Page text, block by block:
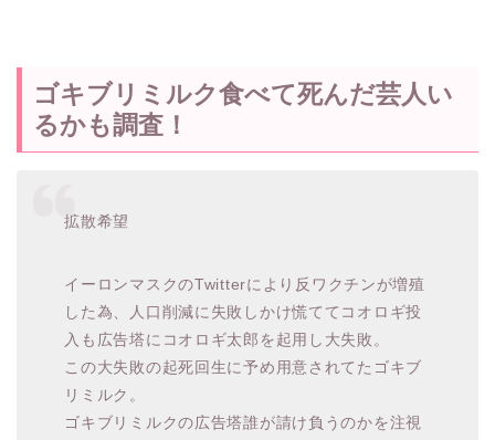
ゴキブリミルク食べて死んだ芸人い
るかも調査！
拡散希望
イーロンマスクのTwitterにより反ワクチンが増殖
した為、人口削減に失敗しかけ慌ててコオロギ投
入も広告塔にコオロギ太郎を起用し大失敗。
この大失敗の起死回生に予め用意されてたゴキブ
リミルク。
ゴキブリミルクの広告塔誰が請け負うのかを注視